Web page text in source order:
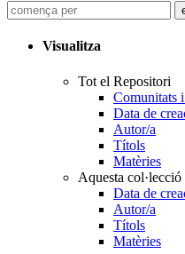
Visualitza
Tot el Repositori
Comunitats
Data de
Autor/a
Títols
Matèries
Aquesta col·lecció
Data de
Autor/a
Títols
Matèries